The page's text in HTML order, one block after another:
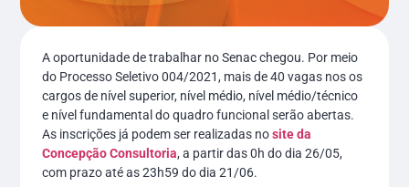
A oportunidade de trabalhar no Senac chegou. Por meio
do Processo Seletivo 004/2021, mais de 40 vagas nos os
cargos de nível superior, nível médio, nível médio/técnico
e nível fundamental do quadro funcional serão abertas.
As inscrições já podem ser realizadas nosite da
Concepção Consultoria, a partir das 0h do dia 26/05,
com prazo até as 23h59 do dia 21/06.